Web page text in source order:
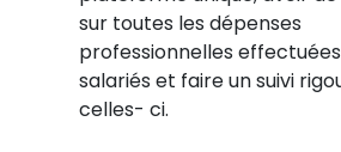
sur toutes les dépenses
professionnelles
salariés et faire un suivi
celles- ci.